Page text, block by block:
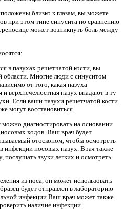
близко к глазам, вы можете
при этом типе синусита по сравнению
может возникнуть боль между
в пазухах решетчатой ​​кости, вы
области. Многие люди с синуситом
от того, какая пазуха
верхнечелюстная пазух впадают в ту
Если ваши пазухи решетчатой ​​кости
могут восстановиться.
диагностировать на основании
ходов. Ваш врач будет
отоскопом, чтобы осмотреть
инфекции носовых пазух. Врач также
звуки легких и осмотреть
из носа, он может использовать
будет отправлен в лабораторию
инфекции.Ваш врач может также
наличие инфекции.